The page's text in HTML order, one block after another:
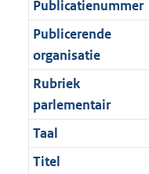
m
a
a
t
Publicatienummer
Publicerende
organisatie
Rubriek
parlementair
Taal
Titel